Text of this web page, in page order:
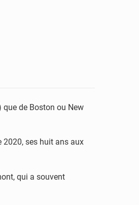
de Boston ou New
2020, ses huit ans aux
qui a souvent